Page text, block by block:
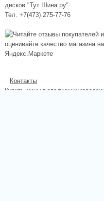
дисков "Тут Шина.ру"
Тел. +7(473) 275-77-76
Контакты
Купить шины в следующих городах: